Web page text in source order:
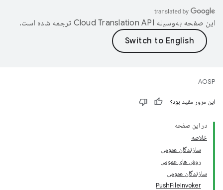
این صفحه به‌وسیله ترجمه شده است.
AOSP
این مرور مفید بود؟
در این صفحه
خلاصه
سازندگان عمومی
روش های عمومی
سازندگان عمومی
PushFileInvoker